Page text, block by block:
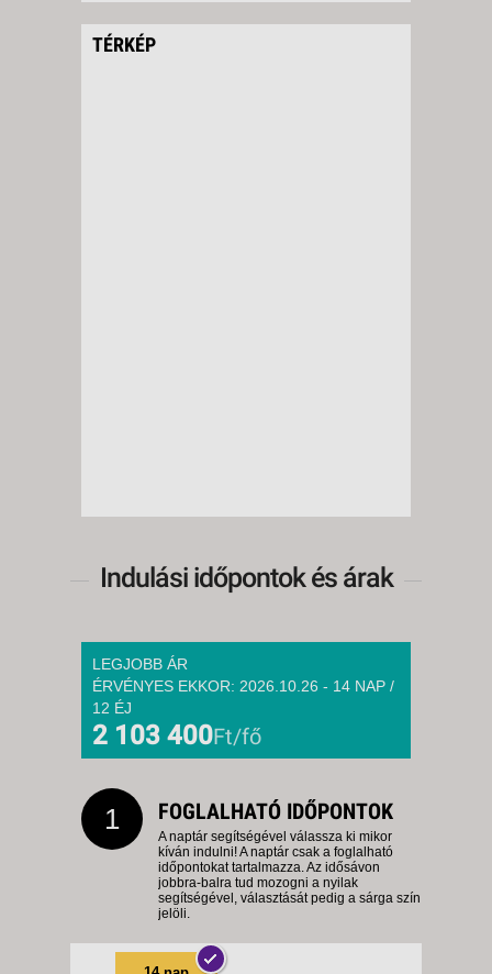
TÉRKÉP
Indulási időpontok és árak
LEGJOBB ÁR
ÉRVÉNYES EKKOR: 2026.10.26 - 14 NAP /
12 ÉJ
2 103 400Ft/fő
1 FOGLALHATÓ IDŐPONTOK
A naptár segítségével válassza ki mikor
kíván indulni! A naptár csak a foglalható
időpontokat tartalmazza. Az idősávon
jobbra-balra tud mozogni a nyilak
segítségével, választását pedig a sárga szín
jelöli.